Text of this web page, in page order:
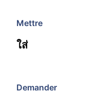
Mettre
ใส่
Demander